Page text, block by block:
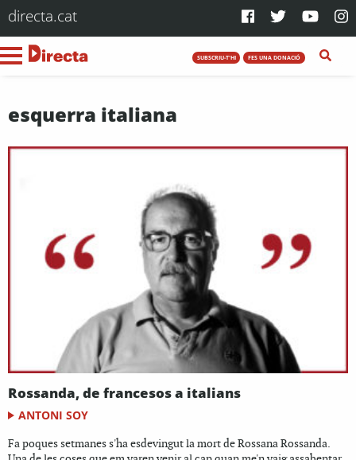
directa.cat
SUBSCRIU-T'HI FES UNA DONACIÓ
esquerra italiana
Rossanda, de francesos a italians
ANTONI SOY
Fa poques setmanes s'ha esdevingut la mort de Rossana Rossanda.